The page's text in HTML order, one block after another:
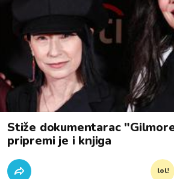
Stiže dokumentarac
pripremi je i knjiga
lol!